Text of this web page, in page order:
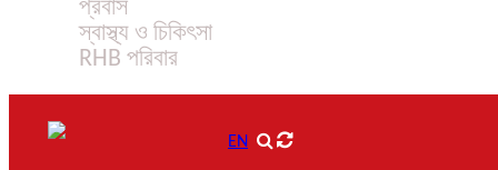
প্রবাস
স্বাস্থ্য ও চিকিৎসা
RHB পরিবার
EN